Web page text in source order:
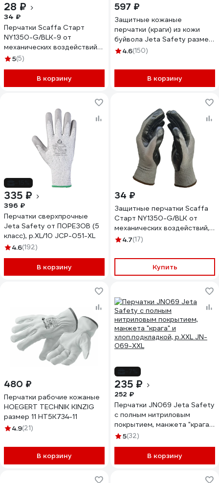
28 ₽
34 ₽
Перчатки Scaffa Старт
NY1350-G/BLK-9 от
механических воздействий
размер 9 00-01018559
5(5)
В корзину
597 ₽
Защитные кожаные
перчатки (краги) из кожи
буйвола Jeta Safety размер
XL/10 JLE421-10/XL
4.6(150)
В корзину
335 ₽
396 ₽
Перчатки сверхпрочные
Jeta Safety от ПОРЕЗОВ (5
класс), р.XL/10 JCP-051-XL
4.6(192)
В корзину
34 ₽
Защитные перчатки Scaffa
Старт NY1350-G/BLK от
механических воздействий,
размер 10 00-01018560
4.7(17)
Купить
480 ₽
Перчатки рабочие кожаные
HOEGERT TECHNIK KINZIG
размер 11 HT5K734-11
4.9(21)
В корзину
235 ₽
252 ₽
Перчатки JN069 Jeta Safety
c полным нитриловым
покрытием, манжета "крага"
и хлоп.подкладкой, р.XXL JN-
5(32)
В корзину